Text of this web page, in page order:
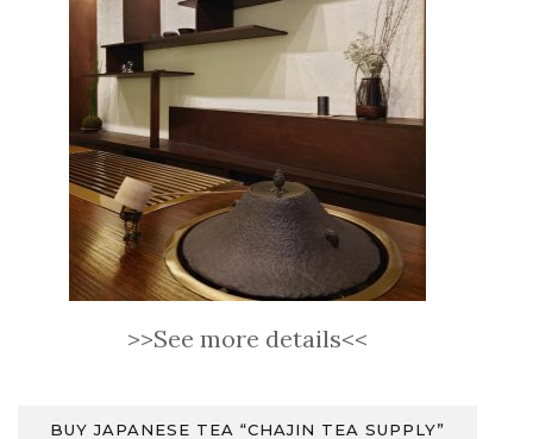
>>See more details<<
BUY JAPANESE TEA “CHAJIN TEA SUPPLY”